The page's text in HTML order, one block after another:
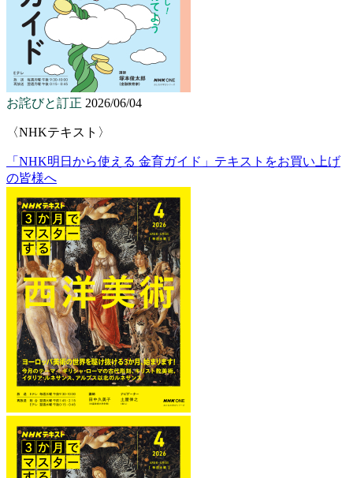
お詫びと訂正 2026/06/04
〈NHKテキスト〉
「NHK明日から使える 金育ガイド」テキストをお買い上げ
の皆様へ